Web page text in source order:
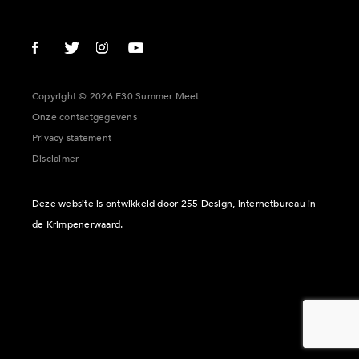
Copyright © 2026 E30 Summer Meet
Onze contactgegevens
Privacy statement
Disclaimer
Deze website is ontwikkeld door 255 Design, internetbureau in
de Krimpenerwaard.